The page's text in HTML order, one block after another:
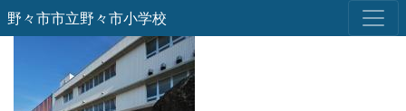
野々市市立野々市小学校